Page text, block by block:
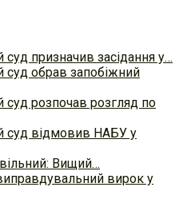
призначив засідання у…
суд обрав запобіжний
суд розпочав розгляд по
суд відмовив НАБУ у
Вищий…
вирок у